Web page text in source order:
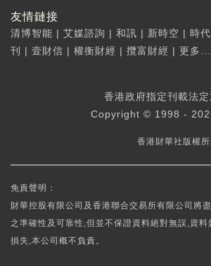
友情鏈接
清博智能 | 艾媒諮詢 | 和訊 | 新時空 | 時
刊
| 壹財信 | 權衡財經 | 攬富財經 | 更多...
香港政府指定刊載法
Copyright © 1998 -
香港財華社版權
免責聲明：
財華控股有限公司及香港聯合交易所有限公司將
之準確性及可靠性,但並不保證資料絕對無誤,資料
損失,本公司概不負責。